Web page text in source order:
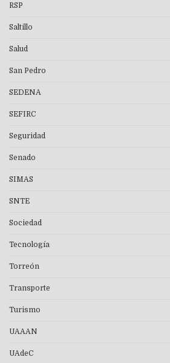
RSP
Saltillo
Salud
San Pedro
SEDENA
SEFIRC
Seguridad
Senado
SIMAS
SNTE
Sociedad
Tecnología
Torreón
Transporte
Turismo
UAAAN
UAdeC